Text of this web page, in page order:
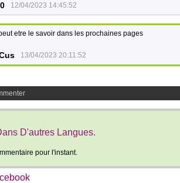
12/04/2023 14:45:52
etre le savoir dans les prochaines pages
13/04/2023 20:11:52
D'autres Langues.
pour l'instant.